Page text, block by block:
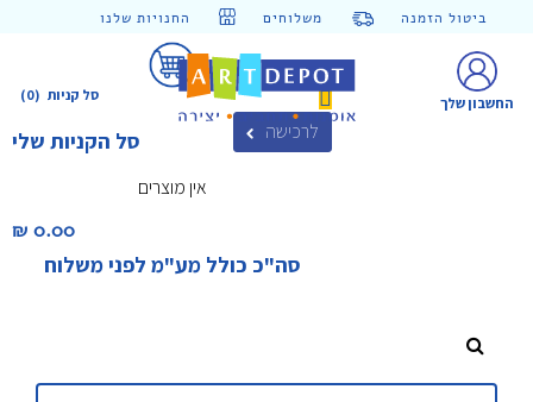
ביטול הזמנה משלוחים החנויות שלנו
(0) סל קניות
סל הקניות שלי לרכישה
אין מוצרים
0.00 ₪‎
סה"כ כולל מע"מ לפני משלוח
החשבון שלך